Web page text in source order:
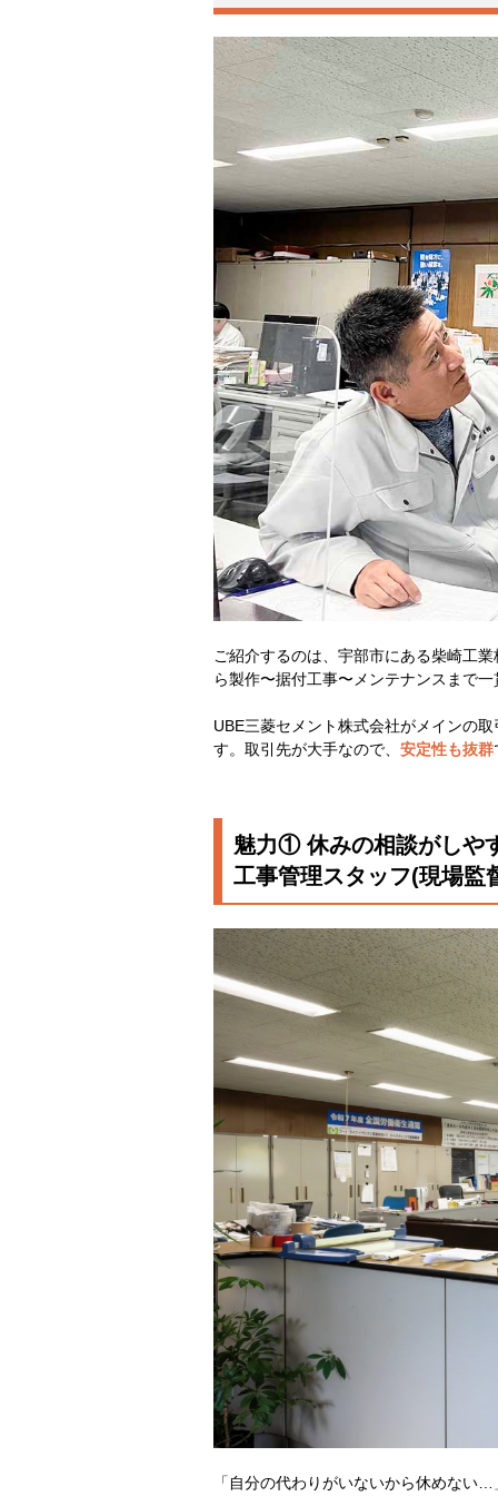
ご紹介するのは、宇部市にある柴崎工
ら製作〜据付工事〜メンテナンスまで
UBE三菱セメント株式会社がメインの取
す。取引先が大手なので、 安定性も抜群
魅力① 休みの相談がしや
工事管理スタッフ(現場監
「自分の代わりがいないから休めない